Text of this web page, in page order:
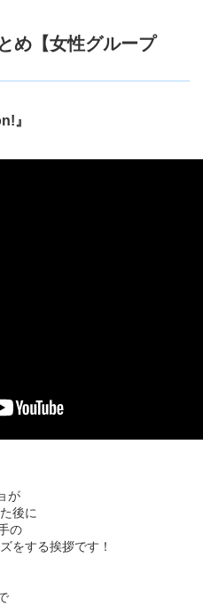
め【女性グループ
』
が
後に
の
をする挨拶です！